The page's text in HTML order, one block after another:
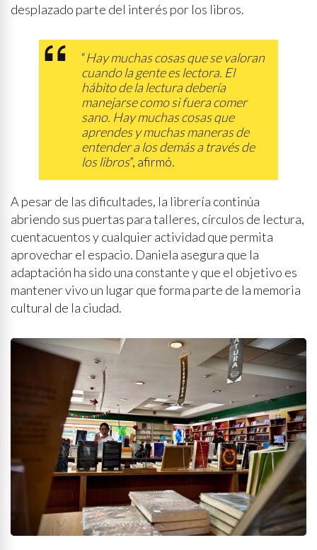
desplazado parte del interés por los libros.
“Hay muchas cosas que se valoran
cuando la gente es lectora. El
hábito de la lectura debería
manejarse como si fuera comer
sano. Hay muchas cosas que
aprendes y muchas maneras de
entender a los demás a través de
los libros”, afirmó.
A pesar de las dificultades, la librería continúa
abriendo sus puertas para talleres, círculos de lectura,
cuentacuentos y cualquier actividad que permita
aprovechar el espacio. Daniela asegura que la
adaptación ha sido una constante y que el objetivo es
mantener vivo un lugar que forma parte de la memoria
cultural de la ciudad.